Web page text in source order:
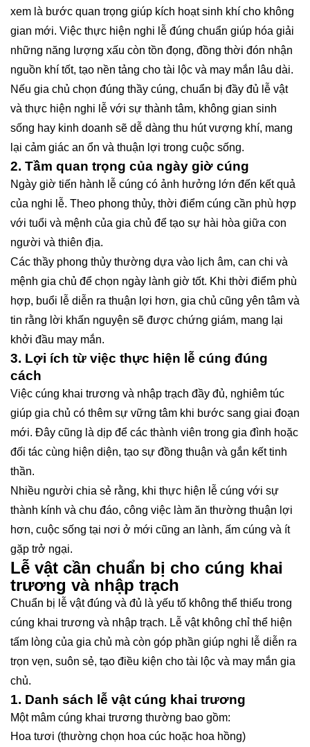
xem là bước quan trọng giúp kích hoạt sinh khí cho không
gian mới. Việc thực hiện nghi lễ đúng chuẩn giúp hóa giải
những năng lượng xấu còn tồn đọng, đồng thời đón nhận
nguồn khí tốt, tạo nền tảng cho tài lộc và may mắn lâu dài.
Nếu gia chủ chọn đúng thầy cúng, chuẩn bị đầy đủ lễ vật
và thực hiện nghi lễ với sự thành tâm, không gian sinh
sống hay kinh doanh sẽ dễ dàng thu hút vượng khí, mang
lại cảm giác an ổn và thuận lợi trong cuộc sống.
2. Tầm quan trọng của ngày giờ cúng
Ngày giờ tiến hành lễ cúng có ảnh hưởng lớn đến kết quả
của nghi lễ. Theo phong thủy, thời điểm cúng cần phù hợp
với tuổi và mệnh của gia chủ để tạo sự hài hòa giữa con
người và thiên địa.
Các thầy phong thủy thường dựa vào lịch âm, can chi và
mệnh gia chủ để chọn ngày lành giờ tốt. Khi thời điểm phù
hợp, buổi lễ diễn ra thuận lợi hơn, gia chủ cũng yên tâm và
tin rằng lời khấn nguyện sẽ được chứng giám, mang lại
khởi đầu may mắn.
3. Lợi ích từ việc thực hiện lễ cúng đúng
cách
Việc cúng khai trương và nhập trạch đầy đủ, nghiêm túc
giúp gia chủ có thêm sự vững tâm khi bước sang giai đoạn
mới. Đây cũng là dịp để các thành viên trong gia đình hoặc
đối tác cùng hiện diện, tạo sự đồng thuận và gắn kết tinh
thần.
Nhiều người chia sẻ rằng, khi thực hiện lễ cúng với sự
thành kính và chu đáo, công việc làm ăn thường thuận lợi
hơn, cuộc sống tại nơi ở mới cũng an lành, ấm cúng và ít
gặp trở ngại.
Lễ vật cần chuẩn bị cho cúng khai
trương và nhập trạch
Chuẩn bị lễ vật đúng và đủ là yếu tố không thể thiếu trong
cúng khai trương và nhập trạch. Lễ vật không chỉ thể hiện
tấm lòng của gia chủ mà còn góp phần giúp nghi lễ diễn ra
trọn vẹn, suôn sẻ, tạo điều kiện cho tài lộc và may mắn gia
chủ.
1. Danh sách lễ vật cúng khai trương
Một mâm cúng khai trương thường bao gồm:
Hoa tươi (thường chọn hoa cúc hoặc hoa hồng)